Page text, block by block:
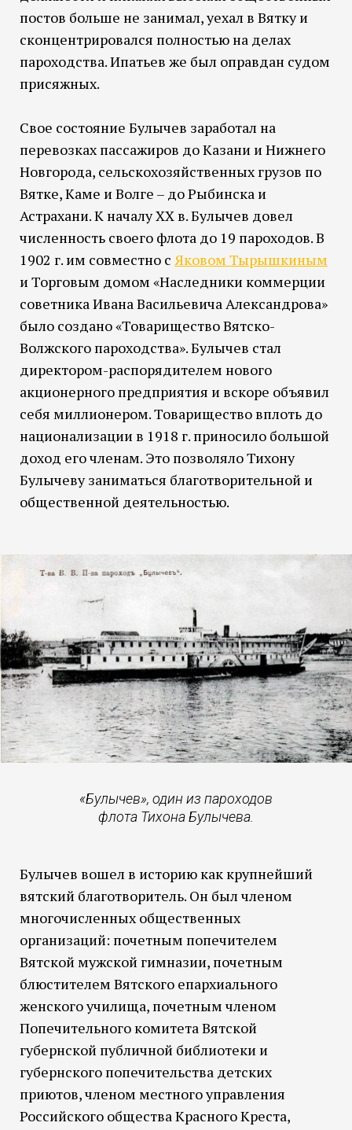
постов больше не занимал, уехал в Вятку и
сконцентрировался полностью на делах
пароходства. Ипатьев же был оправдан судом
присяжных.
Свое состояние Булычев заработал на
перевозках пассажиров до Казани и Нижнего
Новгорода, сельскохозяйственных грузов по
Вятке, Каме и Волге – до Рыбинска и
Астрахани. К началу XX в. Булычев довел
численность своего флота до 19 пароходов. В
1902 г. им совместно с Яковом Тырышкиным
и Торговым домом «Наследники коммерции
советника Ивана Васильевича Александрова»
было создано «Товарищество Вятско-
Волжского пароходства». Булычев стал
директором-распорядителем нового
акционерного предприятия и вскоре объявил
себя миллионером. Товарищество вплоть до
национализации в 1918 г. приносило большой
доход его членам. Это позволяло Тихону
Булычеву заниматься благотворительной и
общественной деятельностью.
«Булычев», один из пароходов
флота Тихона Булычева.
Булычев вошел в историю как крупнейший
вятский благотворитель. Он был членом
многочисленных общественных
организаций: почетным попечителем
Вятской мужской гимназии, почетным
блюстителем Вятского епархиального
женского училища, почетным членом
Попечительного комитета Вятской
губернской публичной библиотеки и
губернского попечительства детских
приютов, членом местного управления
Российского общества Красного Креста,